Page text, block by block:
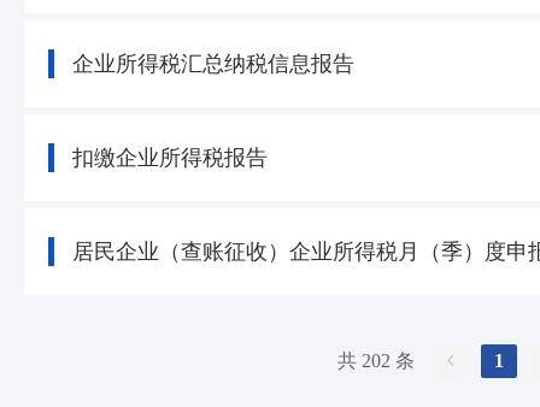
企业所得税汇总纳税信息报告
扣缴企业所得税报告
居民企业（查账征收）企业所得税月（季）度申
共 202 条 1